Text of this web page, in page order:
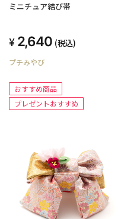
ミニチュア結び帯
2,640 (税込)
プチみやび
おすすめ商品
プレゼントおすすめ